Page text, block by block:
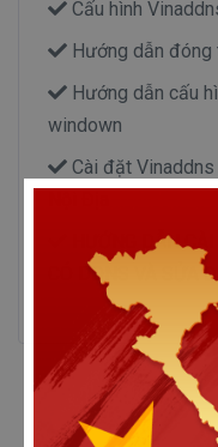
Cấu hình
Hướng dẫn đóng
Hướng dẫn cấu
windown
Cài đặt
HƯỚNG DẪN
CÓ DDNS VÀ SỬA